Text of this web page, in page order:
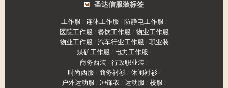
圣达信服装标签
工作服 / 连体工作服 / 防静电工作服 /
医院工作服 / 餐饮工作服 / 物业工作服
物业工作服 / 汽车行业工作服 / 职业装
煤矿工作服 / 电力工作服 /
商务西装 / 行政职业装 /
时尚西服 / 商务衬衫/ 休闲衬衫/
户外运动服 / 冲锋衣 / 运动服 / 校服 /